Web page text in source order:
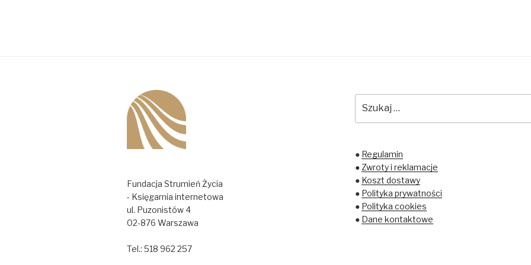
Fundacja Strumień Życia
- Księgarnia internetowa
ul. Puzonistów 4
02-876 Warszawa
Tel.: 518 962 257
● Regulamin
● Zwroty i reklamacje
● Koszt dostawy
● Polityka prywatności
● Polityka cookies
● Dane kontaktowe